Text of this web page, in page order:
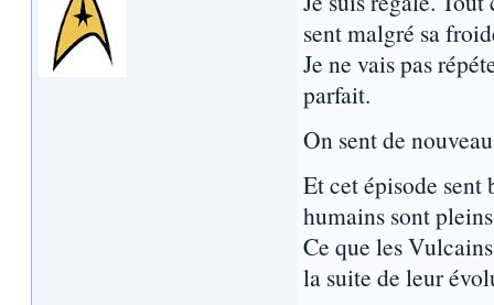
sent malgré sa
Je ne vais pas
parfait.
On sent de
Et cet épisode
humains sont
Ce que les
la suite de leur